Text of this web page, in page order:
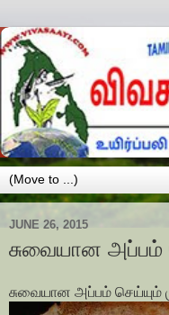
JUNE 26, 2015
சுவையான அப்பம்
சுவையான அப்பம் செய்யும்